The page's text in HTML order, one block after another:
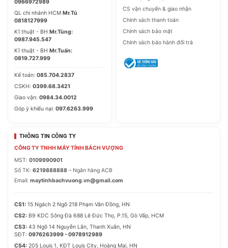
0966972989
QL chi nhánh HCM Mr.Tú
0818127999
Kĩ thuật - BH Mr.Tùng:
0987.945.547
Kĩ thuật - BH Mr.Tuấn:
0819.727.999
Kế toán: 085.704.2837
CSKH: 0399.68.3421
Giao vận: 0984.34.0012
Góp ý khiếu nại: 097.6263.999
CS vận chuyển & giao nhận
Chính sách thanh toán
Chính sách bảo mật
Chính sách bảo hành đổi trả
THÔNG TIN CÔNG TY
CÔNG TY TNHH MÁY TÍNH BÁCH VƯỢNG
MST: 0109990901
Số TK: 6219888888 – Ngân hàng ACB
Email: maytinhbachvuong.vn@gmail.com
CS1: 15 Ngách 2 Ngõ 218 Phạm Văn Đồng, HN
CS2: B9 KDC Sông Đà 688 Lê Đức Thọ, P.15, Gò Vấp, HCM
CS3: 43 Ngõ 14 Nguyễn Lân, Thanh Xuân, HN
SĐT: 0976263999 - 0978912989
CS4: 205 Louis 1, KĐT Louis City, Hoàng Mai, HN